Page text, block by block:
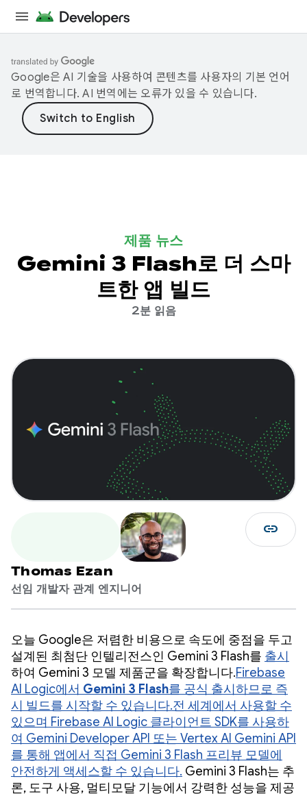
Google은 AI 기술을 사용하여 콘텐츠를 사용자의 기본 언어
로 번역합니다. AI 번역에는 오류가 있을 수 있습니다.
제품 뉴스
Gemini 3 Flash로 더 스마
트한 앱 빌드
2분 읽음
Thomas Ezan
선임 개발자 관계 엔지니어
link
오늘 Google은 저렴한 비용으로 속도에 중점을 두고
설계된 최첨단 인텔리전스인 Gemini 3 Flash를 출시
하여 Gemini 3 모델 제품군을 확장합니다.Firebase
AI Logic에서 Gemini 3 Flash를 공식 출시하므로 즉
시 빌드를 시작할 수 있습니다.전 세계에서 사용할 수
있으며 Firebase AI Logic 클라이언트 SDK를 사용하
여 Gemini Developer API 또는 Vertex AI Gemini API
를 통해 앱에서 직접 Gemini 3 Flash 프리뷰 모델에
안전하게 액세스할 수 있습니다. Gemini 3 Flash는 추
론, 도구 사용, 멀티모달 기능에서 강력한 성능을 제공